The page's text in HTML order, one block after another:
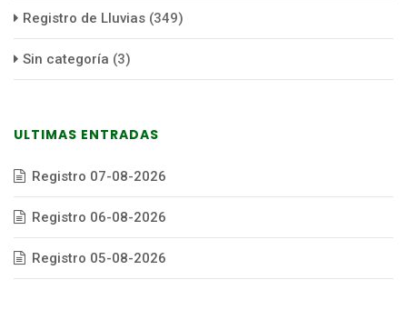
Registro de Lluvias (349)
Sin categoría (3)
ULTIMAS ENTRADAS
Registro 07-08-2026
Registro 06-08-2026
Registro 05-08-2026